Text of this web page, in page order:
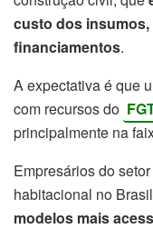
custo dos insumos,
financiamentos.
A expectativa é que
com recursos do
principalmente na
Empresários do
habitacional no
modelos mais